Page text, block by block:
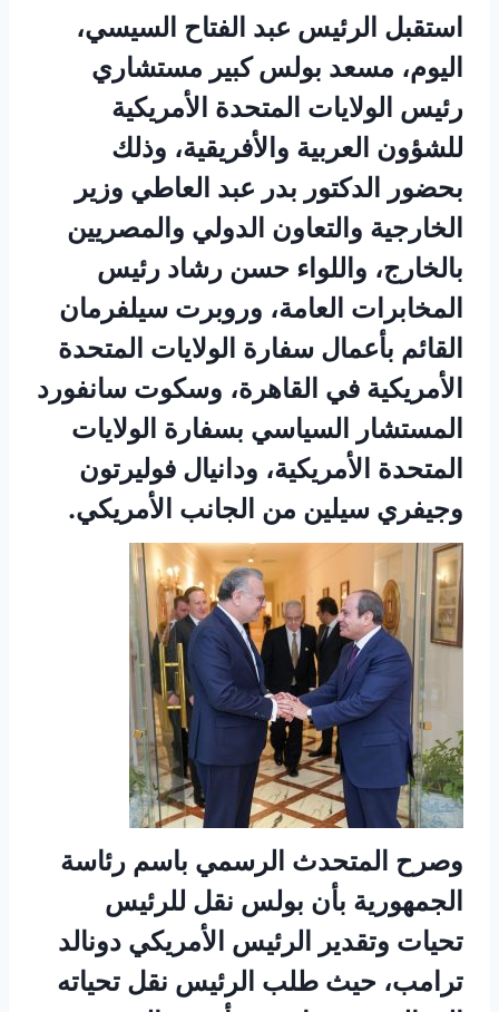
استقبل الرئيس عبد الفتاح السيسي،
اليوم، مسعد بولس كبير مستشاري
رئيس الولايات المتحدة الأمريكية
للشؤون العربية والأفريقية، وذلك
بحضور الدكتور بدر عبد العاطي وزير
الخارجية والتعاون الدولي والمصريين
بالخارج، واللواء حسن رشاد رئيس
المخابرات العامة، وروبرت سيلفرمان
القائم بأعمال سفارة الولايات المتحدة
الأمريكية في القاهرة، وسكوت سانفورد
المستشار السياسي بسفارة الولايات
المتحدة الأمريكية، ودانيال فوليرتون
وجيفري سيلين من الجانب الأمريكي.
وصرح المتحدث الرسمي باسم رئاسة
الجمهورية بأن بولس نقل للرئيس
تحيات وتقدير الرئيس الأمريكي دونالد
ترامب، حيث طلب الرئيس نقل تحياته